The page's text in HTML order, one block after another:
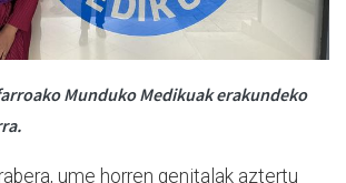
Munduko Medikuak erakundeko
ume horren genitalak aztertu